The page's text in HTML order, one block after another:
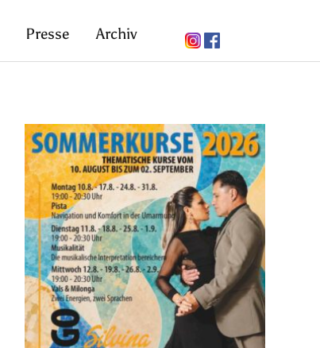
Presse Archiv